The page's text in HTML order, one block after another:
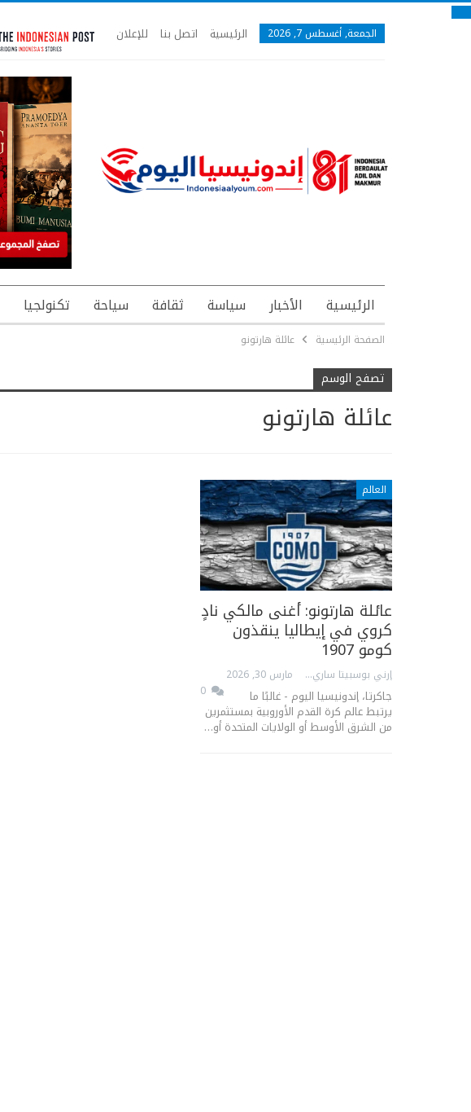
الجمعة, أغسطس 7, 2026 الرئيسية اتصل بنا للإعلان
الرئيسية الأخبار سياسة ثقافة سياحة تكنولجيا
الصفحة الرئيسية عائلة هارتونو
تصفح الوسم
عائلة هارتونو
العالم
عائلة هارتونو: أغنى مالكي نادٍ
كروي في إيطاليا ينقذون
كومو 1907
إرني بوسبيتا ساري
مارس 30, 2026
جاكرتا، إندونيسيا اليوم - غالبًا ما
يرتبط عالم كرة القدم الأوروبية بمستثمرين
من الشرق الأوسط أو الولايات المتحدة أو…